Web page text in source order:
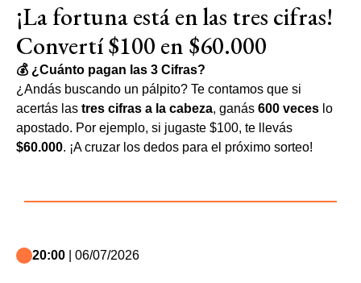
¡La fortuna está en las tres cifras!
Convertí $100 en $60.000
💰 ¿Cuánto pagan las 3 Cifras?
¿Andás buscando un pálpito? Te contamos que si
acertás las tres cifras a la cabeza, ganás 600 veces lo
apostado. Por ejemplo, si jugaste $100, te llevás
$60.000. ¡A cruzar los dedos para el próximo sorteo!
20:00 | 06/07/2026